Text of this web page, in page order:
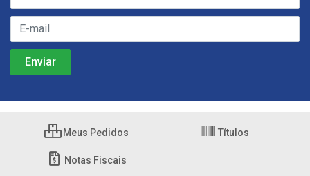
Meus Pedidos Títulos
Notas Fiscais